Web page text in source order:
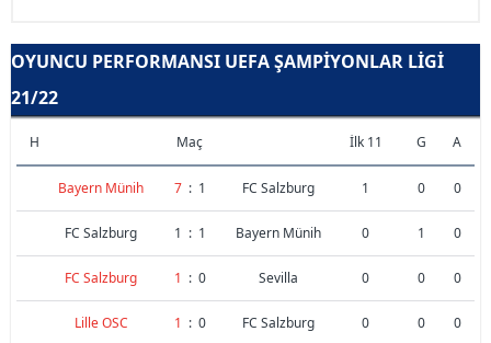
OYUNCU PERFORMANSI UEFA ŞAMPIYONLAR LIGI
21/22
H Maç İlk 11 G A
Bayern Münih 7 : 1 FC Salzburg 1 0 0
FC Salzburg 1 : 1 Bayern Münih 0 1 0
FC Salzburg 1 : 0 Sevilla 0 0 0
Lille OSC 1 : 0 FC Salzburg 0 0 0